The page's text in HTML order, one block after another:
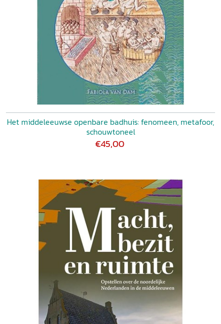
Het middeleeuwse openbare badhuis: fenomeen, metafoor,
schouwtoneel
€45,00